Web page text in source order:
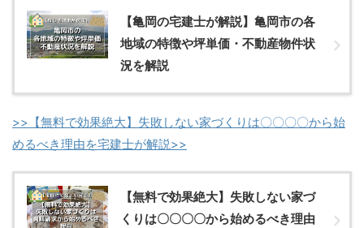
【亀岡の宅建士が解説】亀岡市の各
地域の特徴や坪単価・不動産物件状
況を解説
>>【無料で効果絶大】失敗しない家づくりは〇〇〇〇から始
めるべき理由を宅建士が解説>>
【無料で効果絶大】失敗しない家づ
くりは〇〇〇〇から始めるべき理由